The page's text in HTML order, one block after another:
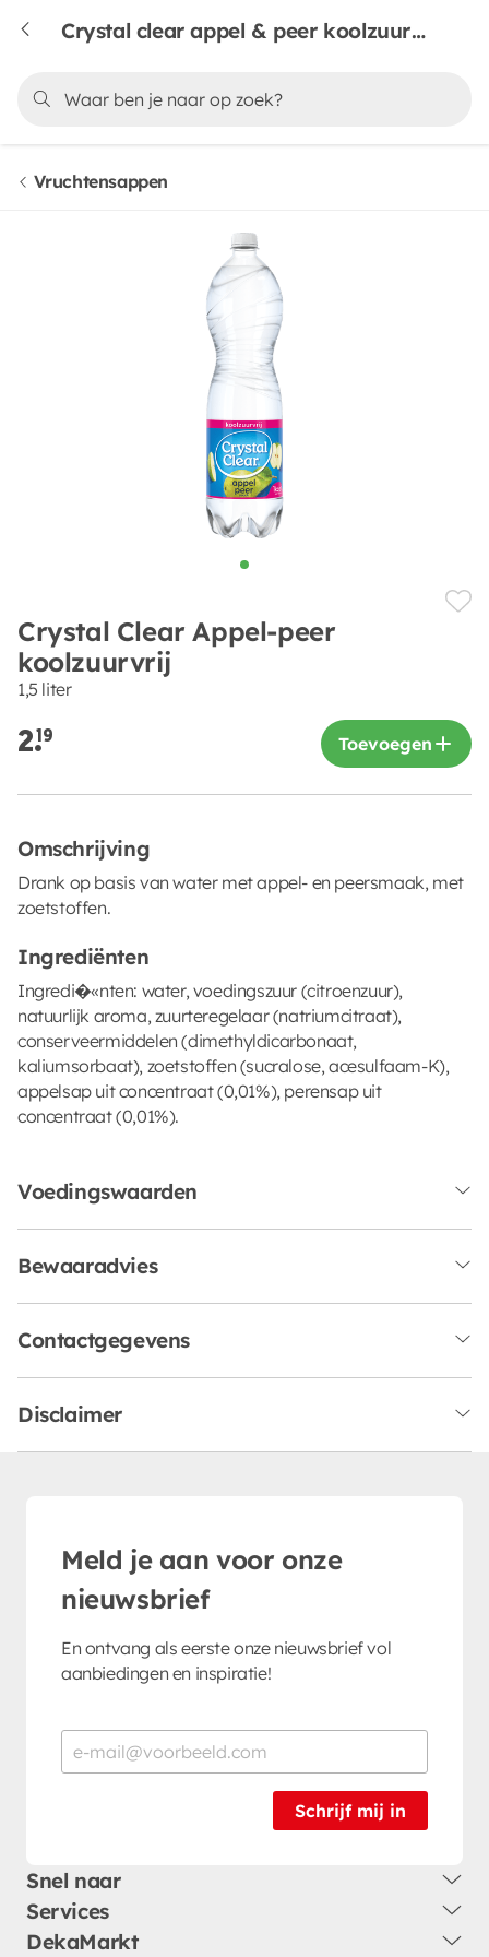
Crystal clear appel & peer koolzuurvrij
Vruchtensappen
Crystal Clear Appel-peer
koolzuurvrij
1,5 liter
2.19 Toevoegen
Omschrijving
Drank op basis van water met appel- en peersmaak, met
zoetstoffen.
Ingrediënten
Ingredi�«nten: water, voedingszuur (citroenzuur),
natuurlijk aroma, zuurteregelaar (natriumcitraat),
conserveermiddelen (dimethyldicarbonaat,
kaliumsorbaat), zoetstoffen (sucralose, acesulfaam-K),
appelsap uit concentraat (0,01%), perensap uit
concentraat (0,01%).
Voedingswaarden
Bewaaradvies
Contactgegevens
Disclaimer
Meld je aan voor onze
nieuwsbrief
En ontvang als eerste onze nieuwsbrief vol
aanbiedingen en inspiratie!
Schrijf mij in
Snel naar
Services
DekaMarkt